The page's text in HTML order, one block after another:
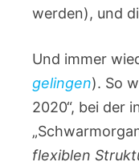
werden), und
Und immer
gelingen). So
2020“, bei der
flexiblen